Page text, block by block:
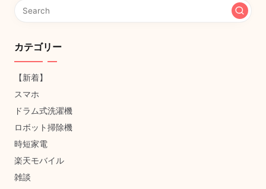
カテゴリー
【新着】
スマホ
ドラム式洗濯機
ロボット掃除機
時短家電
楽天モバイル
雑談